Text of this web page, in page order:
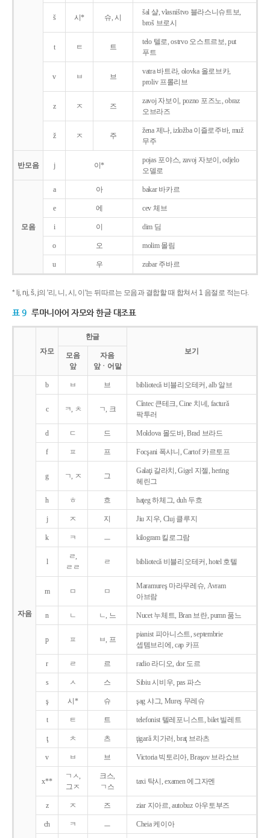
š 시* 슈, 시
šal 샬, vlasništvo 블라스니슈트보,
broš 브로시
t ㅌ 트
telo 텔로, ostrvo 오스트르보, put
푸트
v ㅂ 브
vatra 바트라, olovka 올로브카,
proliv 프롤리브
z ㅈ 즈
zavoj 자보이, pozno 포즈노, obraz
오브라즈
ž ㅈ 주
žena 제나, izložba 이즐로주바, muž
무주
반모음 j 이*
pojas 포야스, zavoj 자보이, odjelo
오델로
모음
a 아 bakar 바카르
e 에 cev 체브
i 이 dim 딤
o 오 molim 몰림
u 우 zubar 주바르
* lj, nj, š, j의 '리, 니, 시, 이'는 뒤따르는 모음과 결합할 때 합쳐서 1 음절로 적는다.
표 9 루마니아어 자모와 한글 대조표
자모
한글
보기
모음
앞
자음
앞ㆍ어말
자음
b ㅂ 브 bibliotecǎ 비블리오테커, alb 알브
c ㅋ, ㅊ ㄱ, 크
Cîntec 큰테크, Cine 치네, facturǎ
팍투러
d ㄷ 드 Moldova 몰도바, Brad 브라드
f ㅍ 프 Focşani 폭샤니, Cartof 카르토프
g ㄱ, ㅈ 그
Galaţi 갈라치, Gigel 지젤, hering
헤린그
h ㅎ 흐 haţeg 하체그, duh 두흐
j ㅈ 지 Jiu 지우, Cluj 클루지
k ㅋ ㅡ kilogram 킬로그람
l
ㄹ,
ㄹㄹ
ㄹ bibliotecǎ 비블리오테커, hotel 호텔
m ㅁ ㅁ
Maramureş 마라무레슈, Avram
아브람
n ㄴ ㄴ, 느 Nucet 누체트, Bran 브란, pumn 품느
p ㅍ ㅂ, 프
pianist 피아니스트, septembrie
셉템브리에, cap 카프
r ㄹ 르 radio 라디오, dor 도르
s ㅅ 스 Sibiu 시비우, pas 파스
ş 시* 슈 şag 샤그, Mureş 무레슈
t ㅌ 트 telefonist 텔레포니스트, bilet 빌레트
ţ ㅊ 츠 ţigarǎ 치가러, braţ 브라츠
v ㅂ 브 Victoria 빅토리아, Braşov 브라쇼브
x**
ㄱㅅ,
그ㅈ
크스,
ㄱ스
taxi 탁시, examen 에그자멘
z ㅈ 즈 ziar 지아르, autobuz 아우토부즈
ch ㅋ ㅡ Cheia 케이아